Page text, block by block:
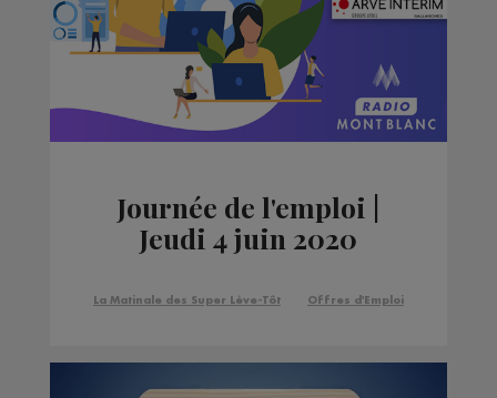
Journée de l'emploi |
Jeudi 4 juin 2020
La Matinale des Super Lève-Tôt Offres d'Emploi